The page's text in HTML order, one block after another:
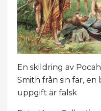
En skildring av
Smith från sin far,
uppgift är falsk